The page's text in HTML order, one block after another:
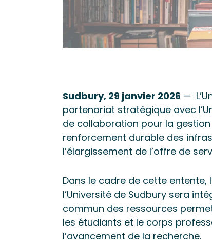
Sudbury, 29 janvier 2026 —
partenariat stratégique avec
de collaboration pour la
renforcement durable des
l’élargissement de l’offre de
Dans le cadre de cette entente,
l’Université de Sudbury sera
commun des ressources
les étudiants et le corps
l’avancement de la recherche.